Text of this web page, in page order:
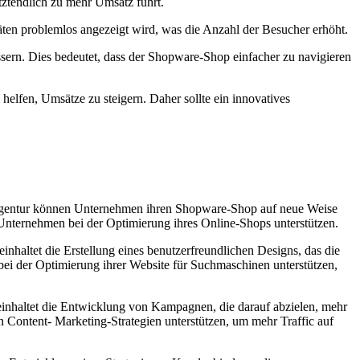
problemlos angezeigt wird, was die Anzahl der Besucher erhöht.
Dies bedeutet, dass der Shopware-Shop einfacher zu navigieren
Umsätze zu steigern. Daher sollte ein innovatives
können Unternehmen ihren Shopware-Shop auf neue Weise
bei der Optimierung ihres Online-Shops unterstützen.
die Erstellung eines benutzerfreundlichen Designs, das die
der Optimierung ihrer Website für Suchmaschinen unterstützen,
die Entwicklung von Kampagnen, die darauf abzielen, mehr
Marketing-Strategien unterstützen, um mehr Traffic auf